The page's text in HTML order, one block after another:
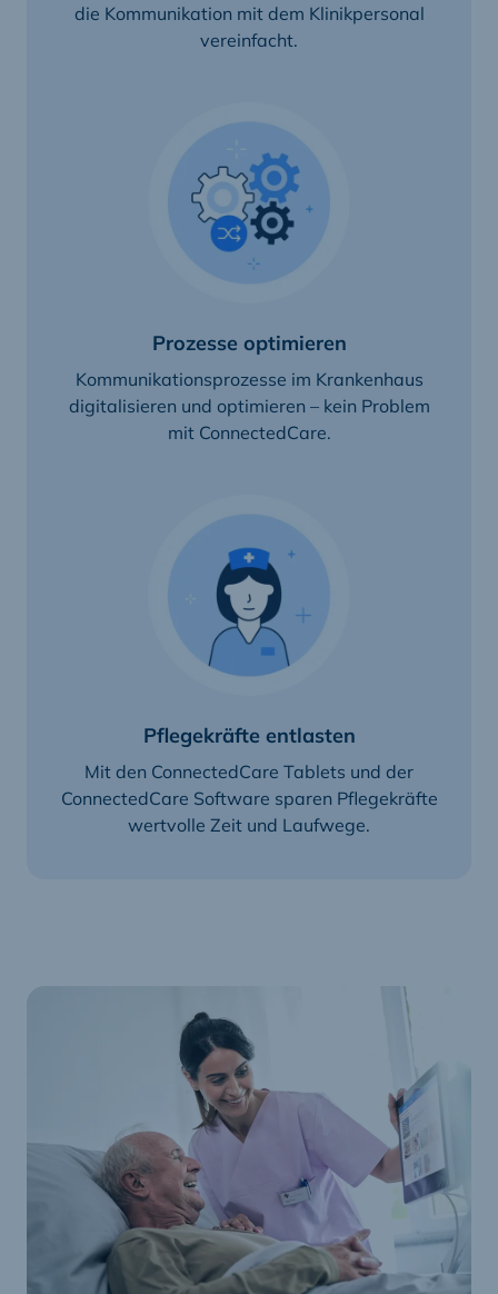
die Kommunikation mit dem Klinikpersonal
vereinfacht.
Prozesse optimieren
Kommunikationsprozesse im Krankenhaus
digitalisieren und optimieren – kein Problem
mit ConnectedCare.
Pflegekräfte entlasten
Mit den ConnectedCare Tablets und der
ConnectedCare Software sparen Pflegekräfte
wertvolle Zeit und Laufwege.